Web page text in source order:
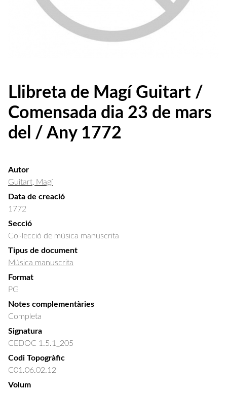
Llibreta de Magí Guitart /
Comensada dia 23 de mars
del / Any 1772
Autor
Guitart, Magí
Data de creació
1772
Secció
Col·lecció de música manuscrita
Tipus de document
Música manuscrita
Format
PG
Notes complementàries
Completa
Signatura
CEDOC 1.5.1_205
Codi Topogràfic
C01.06.02.12
Volum